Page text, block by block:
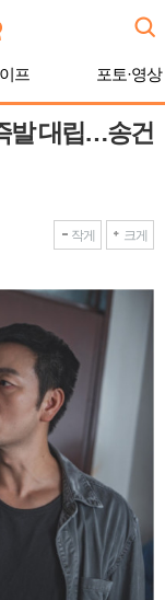
프 포토·영상
발 대립…송건
작게 크게